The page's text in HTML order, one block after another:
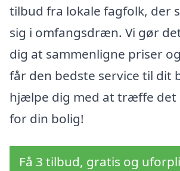
tilbud fra lokale fagfolk, der
sig i omfangsdræn. Vi gør
dig at sammenligne priser
får den bedste service til dit
hjælpe dig med at træffe det
for din bolig!
Få 3 tilbud, gratis og